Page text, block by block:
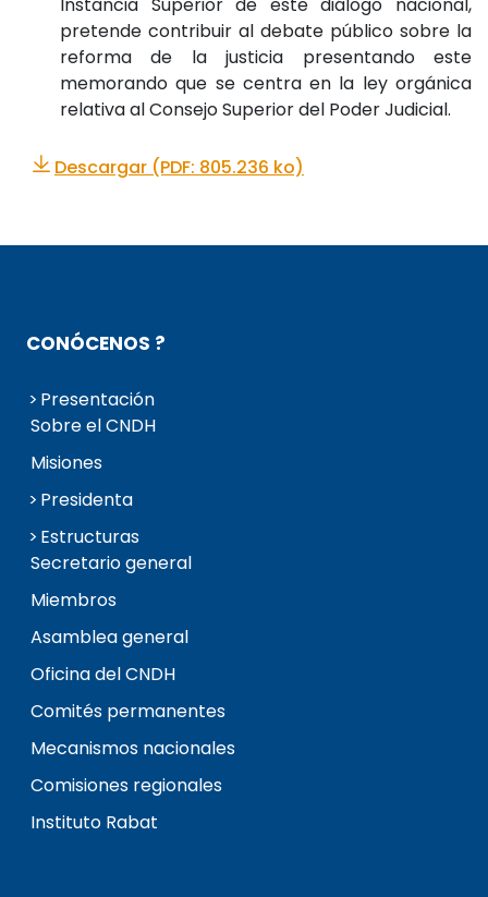
pretende contribuir al debate público sobre la
reforma de la justicia presentando este
memorando que se centra en la ley orgánica
relativa al Consejo Superior del Poder Judicial.
Descargar (PDF: 805.236 ko)
CONÓCENOS ?
Presentación
Sobre el CNDH
Misiones
Presidenta
Estructuras
Secretario general
Miembros
Asamblea general
Oficina del CNDH
Comités permanentes
Mecanismos nacionales
Comisiones regionales
Instituto Rabat